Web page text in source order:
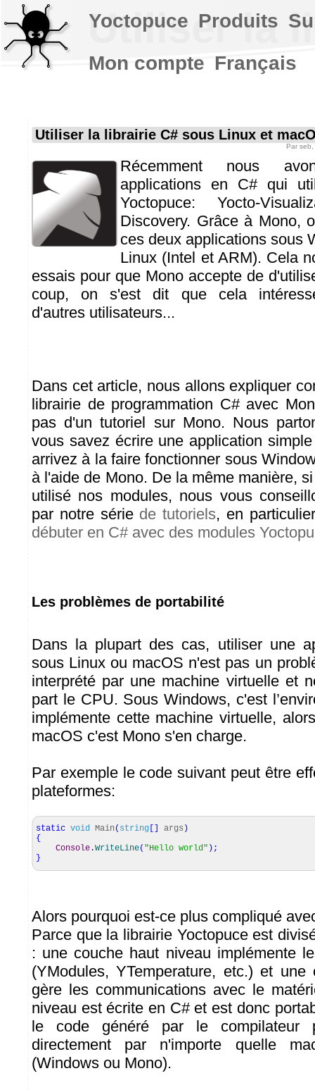
Utiliser la
Utiliser la librairie C# sous Linux et
Par seb
Récemment nous
applications en C# qui
Yoctopuce: Yocto-
Discovery. Grâce à Mono,
ces deux applications sous
Linux (Intel et ARM). Cela
essais pour que Mono accepte de
coup, on s'est dit que cela
d'autres utilisateurs...
Dans cet article, nous allons expliquer
librairie de programmation C# avec
pas d'un tutoriel sur Mono. Nous
vous savez écrire une application
arrivez à la faire fonctionner sous
à l'aide de Mono. De la même manière,
utilisé nos modules, nous vous
par notre série de tutoriels, en
débuter en C# avec des modules
Les problèmes de portabilité
Dans la plupart des cas, utiliser une
sous Linux ou macOS n'est pas un
interprété par une machine virtuelle et
part le CPU. Sous Windows, c'est
implémente cette machine virtuelle,
macOS c'est Mono s'en charge.
Par exemple le code suivant peut être
plateformes:
static void Main ( string args )
{
Console .WriteLine( "Hello world" ) ;
}
Alors pourquoi est-ce plus compliqué
Parce que la librairie Yoctopuce est
: une couche haut niveau implémente
(YModules, YTemperature, etc.) et une
gère les communications avec le
niveau est écrite en C# et est donc
le code généré par le compilateur
directement par n'importe quelle
(Windows ou Mono).
Yoctopuce Produits
Mon compte Français